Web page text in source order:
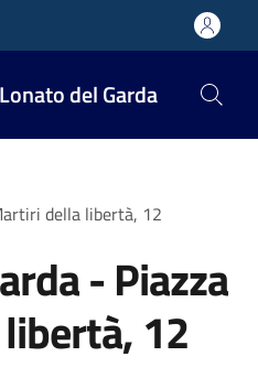
del Garda
della libertà, 12
- Piazza
12